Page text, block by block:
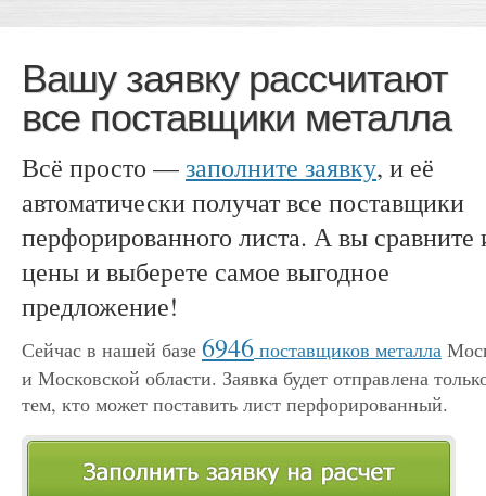
Вашу заявку рассчитают
все поставщики металла
Всё просто —заполните заявку, и её
автоматически получат все поставщики
перфорированного листа. А вы сравните
цены и выберете самое выгодное
предложение!
Сейчас в нашей базе 6946 поставщиков металла
и Московской области. Заявка будет отправлена
тем, кто может поставить лист перфорированный.